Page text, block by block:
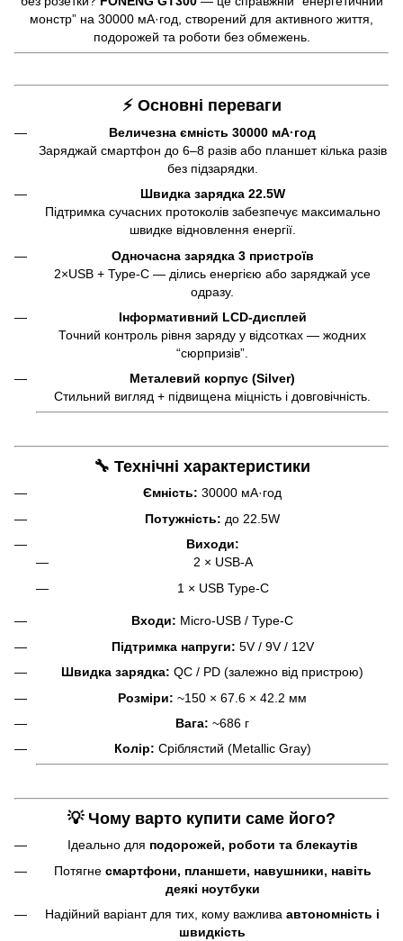
монстр” на 30000 мА·год, створений для активного життя,
подорожей та роботи без обмежень.
⚡ Основні переваги
Величезна ємність 30000 мА·год
Заряджай смартфон до 6–8 разів або планшет кілька разів
без підзарядки.
Швидка зарядка 22.5W
Підтримка сучасних протоколів забезпечує максимально
швидке відновлення енергії.
Одночасна зарядка 3 пристроїв
2×USB + Type-C — ділись енергією або заряджай усе
одразу.
Інформативний LCD-дисплей
Точний контроль рівня заряду у відсотках — жодних
“сюрпризів”.
Металевий корпус (Silver)
Стильний вигляд + підвищена міцність і довговічність.
🔧 Технічні характеристики
Ємність: 30000 мА·год
Потужність: до 22.5W
Виходи:
2 × USB-A
1 × USB Type-C
Входи: Micro-USB / Type-C
Підтримка напруги: 5V / 9V / 12V
Швидка зарядка: QC / PD (залежно від пристрою)
Розміри: ~150 × 67.6 × 42.2 мм
Вага: ~686 г
Колір: Сріблястий (Metallic Gray)
💡 Чому варто купити саме його?
Ідеально для подорожей, роботи та блекаутів
Потягне смартфони, планшети, навушники, навіть
деякі ноутбуки
Надійний варіант для тих, кому важлива автономність і
швидкість